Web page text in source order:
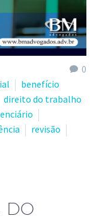
0
benefício
direito do trabalho
revisão
DO